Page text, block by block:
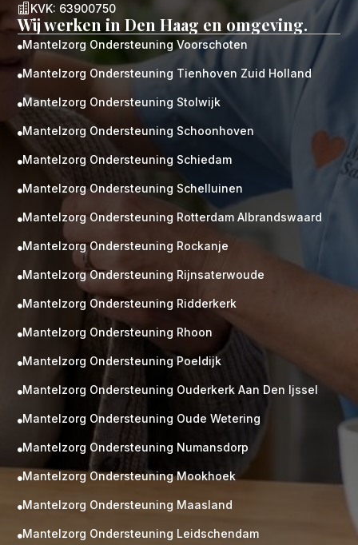
Gratis
M
Neem vrijblijvend contact op!
 KVK: 63900750
Wij werken in Den Haag en omgeving.
Mantelzorg Ondersteuning Voorschoten
Mantelzorg Ondersteuning Tienhoven Zuid Holland
Mantelzorg Ondersteuning Stolwijk
Mantelzorg Ondersteuning Schoonhoven
Mantelzorg Ondersteuning Schiedam
Mantelzorg Ondersteuning Schelluinen
Mantelzorg Ondersteuning Rotterdam Albrandswaard
Mantelzorg Ondersteuning Rockanje
Mantelzorg Ondersteuning Rijnsaterwoude
Mantelzorg Ondersteuning Ridderkerk
Mantelzorg Ondersteuning Rhoon
Mantelzorg Ondersteuning Poeldijk
Mantelzorg Ondersteuning Ouderkerk Aan Den Ijssel
Mantelzorg Ondersteuning Oude Wetering
Mantelzorg Ondersteuning Numansdorp
Mantelzorg Ondersteuning Mookhoek
Mantelzorg Ondersteuning Maasland
Mantelzorg Ondersteuning Leidschendam